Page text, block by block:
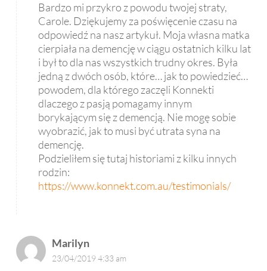
Bardzo mi przykro z powodu twojej straty,
Carole. Dziękujemy za poświęcenie czasu na
odpowiedź na nasz artykuł. Moja własna matka
cierpiała na demencję w ciągu ostatnich kilku lat
i był to dla nas wszystkich trudny okres. Była
jedną z dwóch osób, które… jak to powiedzieć…
powodem, dla którego zaczęli Konnekti
dlaczego z pasją pomagamy innym
borykającym się z demencją. Nie mogę sobie
wyobrazić, jak to musi być utrata syna na
demencję.
Podzieliłem się tutaj historiami z kilku innych
rodzin:
https://www.konnekt.com.au/testimonials/
Marilyn
23/04/2019 4:33 am